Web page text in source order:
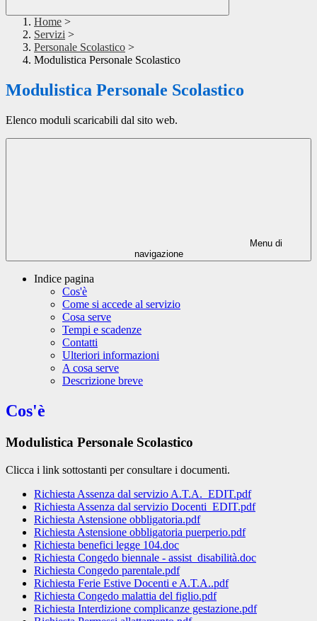
Home >
Servizi >
Personale Scolastico >
Modulistica Personale Scolastico
Modulistica Personale Scolastico
Elenco moduli scaricabili dal sito web.
Menu di
navigazione
Indice pagina
Cos'è
Come si accede al servizio
Cosa serve
Tempi e scadenze
Contatti
Ulteriori informazioni
A cosa serve
Descrizione breve
Cos'è
Modulistica Personale Scolastico
Clicca i link sottostanti per consultare i documenti.
Richiesta Assenza dal servizio A.T.A._EDIT.pdf
Richiesta Assenza dal servizio Docenti_EDIT.pdf
Richiesta Astensione obbligatoria.pdf
Richiesta Astensione obbligatoria puerperio.pdf
Richiesta benefici legge 104.doc
Richiesta Congedo biennale - assist_disabilità.doc
Richiesta Congedo parentale.pdf
Richiesta Ferie Estive Docenti e A.T.A..pdf
Richiesta Congedo malattia del figlio.pdf
Richiesta Interdizione complicanze gestazione.pdf